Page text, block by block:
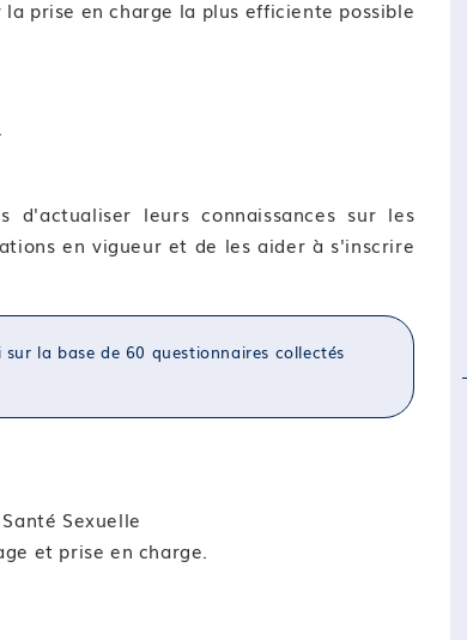
prise en charge la plus efficiente possible
leurs connaissances sur les
en vigueur et de les aider à s'inscrire
sur la base de 60 questionnaires collectés
Sexuelle
et prise en charge.